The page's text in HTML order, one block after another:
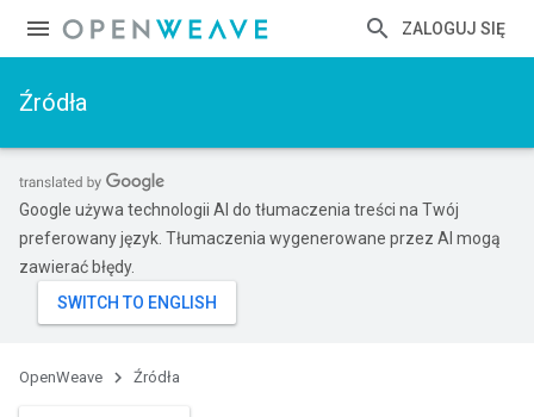
ZALOGUJ SIĘ
Źródła
Google używa technologii AI do tłumaczenia treści na Twój
preferowany język. Tłumaczenia wygenerowane przez AI mogą
zawierać błędy.
OpenWeave Źródła